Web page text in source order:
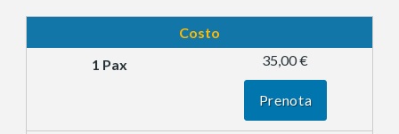
Costo
35,00 €
Prenota